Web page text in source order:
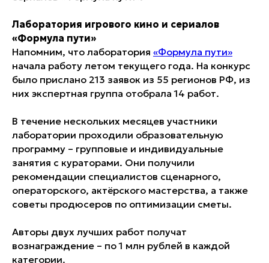
Лаборатория игрового кино и сериалов
«Формула пути»
Напомним, что лаборатория «Формула пути»
начала работу летом текущего года. На конкурс
было прислано 213 заявок из 55 регионов РФ, из
них экспертная группа отобрала 14 работ.
В течение нескольких месяцев участники
лаборатории проходили образовательную
программу – групповые и индивидуальные
занятия с кураторами. Они получили
рекомендации специалистов сценарного,
операторского, актёрского мастерства, а также
советы продюсеров по оптимизации сметы.
Авторы двух лучших работ получат
вознаграждение – по 1 млн рублей в каждой
категории.